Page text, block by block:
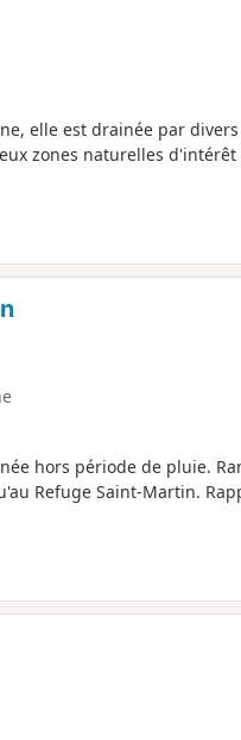
elle est drainée par
zones naturelles
hors période de pluie.
Refuge Saint-Martin.